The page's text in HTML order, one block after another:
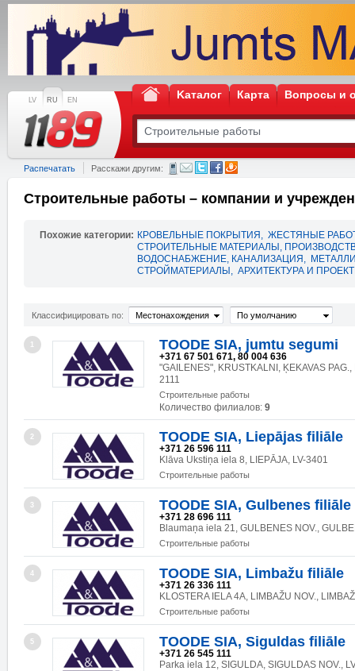
LV RU EN Kаталог Карта Вопросы и
Распечатать Расскажи другим:
Строительные работы – компании и
Похожие категории: КРОВЕЛЬНЫЕ ПОКРЫТИЯ , ЖЕСТЯНЫЕ
СТРОИТЕЛЬНЫЕ МАТЕРИАЛЫ,
ВОДОСНАБЖЕНИЕ, КАНАЛИЗАЦИЯ ,
СТРОЙМАТЕРИАЛЫ , АРХИТЕКТУРА И
Классифицировать по: Местонахождения По умолчанию
1 TOODE SIA, jumtu segumi
+371 67 501 671, 80 004 636
"GAILENES", KRUSTKALNI, ĶEKAVAS PAG.,
2111
Строительные работы
Количество филиалов: 9
2 TOODE SIA, Liepājas filiāle
+371 26 596 111
Klāva Ukstiņa iela 8, LIEPĀJA, LV-3401
Строительные работы
3 TOODE SIA, Gulbenes filiāle
+371 28 696 111
Blaumaņa iela 21, GULBENES NOV.,
Строительные работы
4 TOODE SIA, Limbažu filiāle
+371 26 336 111
KLOSTERA IELA 4A, LIMBAŽU NOV.,
Строительные работы
5 TOODE SIA, Siguldas filiāle
+371 26 545 111
Parka iela 12, SIGULDA, SIGULDAS NOV.,